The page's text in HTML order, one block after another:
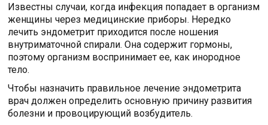
Известны случаи, когда инфекция попадает в организм
женщины через медицинские приборы. Нередко
лечить эндометрит приходится после ношения
внутриматочной спирали. Она содержит гормоны,
поэтому организм воспринимает ее, как инородное
тело.
Чтобы назначить правильное лечение эндометрита
врач должен определить основную причину развития
болезни и провоцирующий возбудитель.